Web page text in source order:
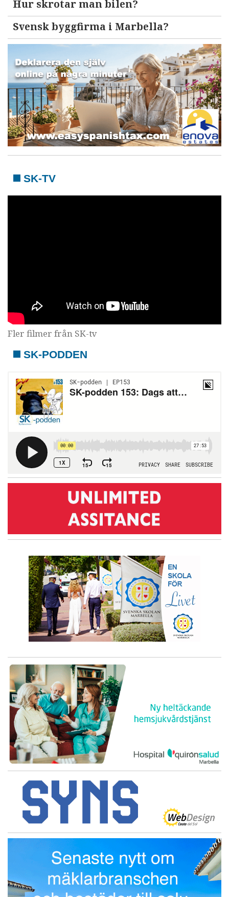
Hur skrotar man bilen?
Svensk byggfirma i Marbella?
SK-TV
Fler filmer från SK-tv
SK-PODDEN